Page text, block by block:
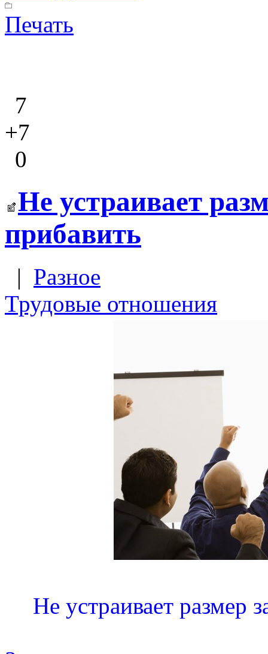
Печать
7
+7
0
Не устраивает
прибавить
| Разное
Трудовые отношения
Не устраивает размер